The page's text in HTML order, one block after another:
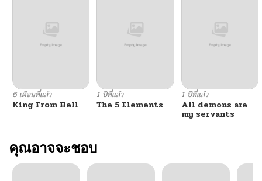
6 เดือนที่แล้ว
King From Hell
1 ปีที่แล้ว
The 5 Elements
1 ปีที่แล้ว
All demons are
my servants
คุณอาจจะชอบ